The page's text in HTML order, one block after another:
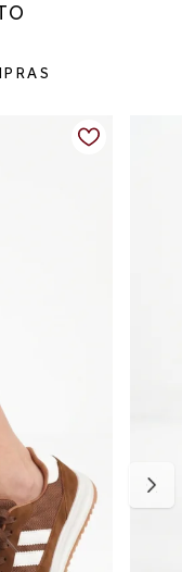
retrô esportiva, o
macio,
ao caminhar.
vestidos ou
e estilosa para